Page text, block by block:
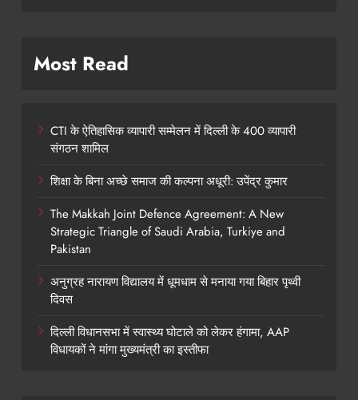
Most Read
CTI के ऐतिहासिक व्यापारी सम्मेलन में दिल्ली के 400 व्यापारी
संगठन शामिल
शिक्षा के बिना अच्छे समाज की कल्पना अधूरी: उपेंद्र कुमार
The Makkah Joint Defence Agreement: A New
Strategic Triangle of Saudi Arabia, Turkiye and
Pakistan
अनुग्रह नारायण विद्यालय में धूमधाम से मनाया गया बिहार पृथ्वी
दिवस
दिल्ली विधानसभा में स्वास्थ्य घोटाले को लेकर हंगामा, AAP
विधायकों ने मांगा मुख्यमंत्री का इस्तीफा